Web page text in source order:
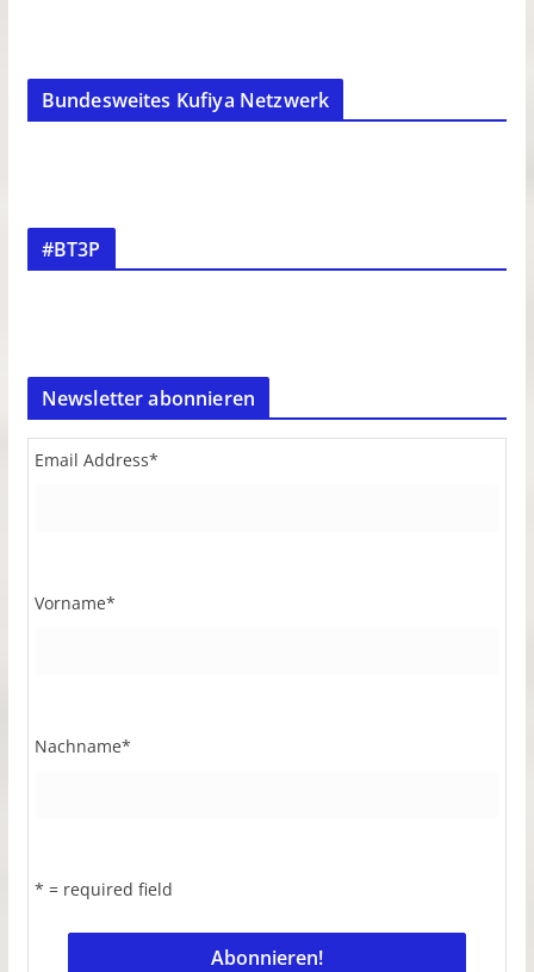
Bundesweites Kufiya Netzwerk
#BT3P
Newsletter abonnieren
Email Address*
Vorname*
Nachname*
* = required field